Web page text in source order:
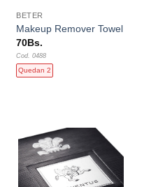
BETER
Makeup Remover Towel
70Bs.
Cod. 0488
Quedan 2